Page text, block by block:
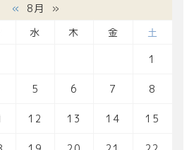
« 8月
»
水 木 金
土
1
5 6 7 8
12 13 14 15